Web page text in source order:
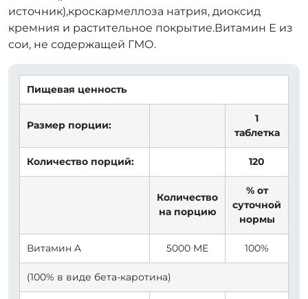
источник),кроскармеллоза натрия, диоксид
кремния и растительное покрытие.Витамин Е из
сои, не содержащей ГМО.
Пищевая ценность
Размер порции:
1
таблетка
Количество порций: 120
Количество
на порцию
% от
суточной
нормы
Витамин A 5000 МЕ 100%
(100% в виде бета-каротина)